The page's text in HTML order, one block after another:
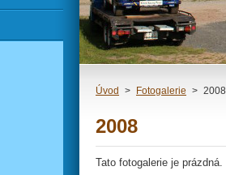
Úvod > Fotogalerie > 2008
2008
Tato fotogalerie je prázdná.